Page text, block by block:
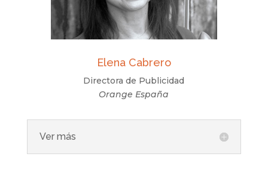
Elena Cabrero
Directora de Publicidad
Orange España
Ver más